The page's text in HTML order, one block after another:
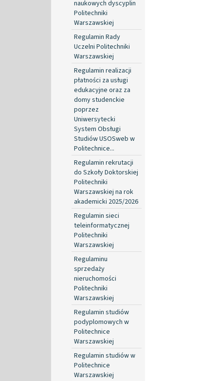
naukowych dyscyplin
Politechniki
Warszawskiej
Regulamin Rady
Uczelni Politechniki
Warszawskiej
Regulamin realizacji
płatności za usługi
edukacyjne oraz za
domy studenckie
poprzez
Uniwersytecki
System Obsługi
Studiów USOSweb w
Politechnice...
Regulamin rekrutacji
do Szkoły Doktorskiej
Politechniki
Warszawskiej na rok
akademicki 2025/2026
Regulamin sieci
teleinformatycznej
Politechniki
Warszawskiej
Regulaminu
sprzedaży
nieruchomości
Politechniki
Warszawskiej
Regulamin studiów
podyplomowych w
Politechnice
Warszawskiej
Regulamin studiów w
Politechnice
Warszawskiej